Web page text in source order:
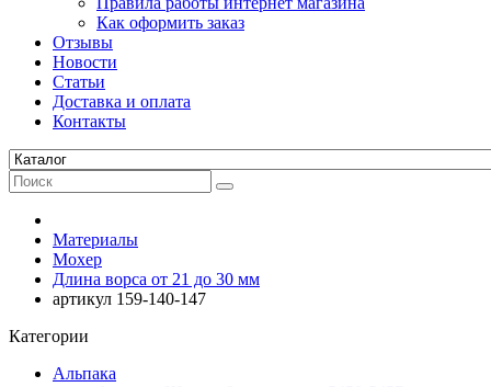
Как оформить заказ
Отзывы
Новости
Статьи
Доставка и оплата
Контакты
Материалы
Мохер
Длина ворса от 21 до 30 мм
артикул 159-140-147
Категории
Альпака